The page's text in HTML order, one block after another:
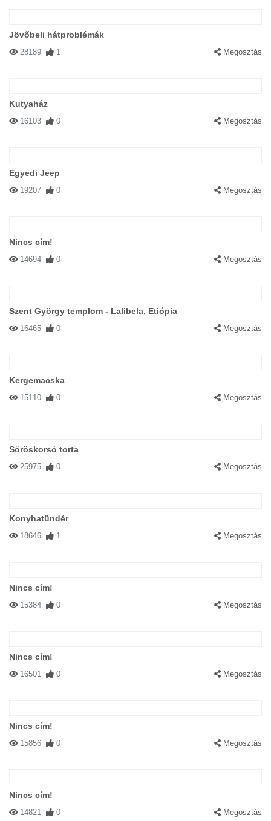
Jövőbeli hátproblémák
28189 1 Megosztás
Kutyaház
16103 0 Megosztás
Egyedi Jeep
19207 0 Megosztás
Nincs cím!
14694 0 Megosztás
Szent György templom - Lalibela, Etiópia
16465 0 Megosztás
Kergemacska
15110 0 Megosztás
Söröskorsó torta
25975 0 Megosztás
Konyhatündér
18646 1 Megosztás
Nincs cím!
15384 0 Megosztás
Nincs cím!
16501 0 Megosztás
Nincs cím!
15856 0 Megosztás
Nincs cím!
14821 0 Megosztás